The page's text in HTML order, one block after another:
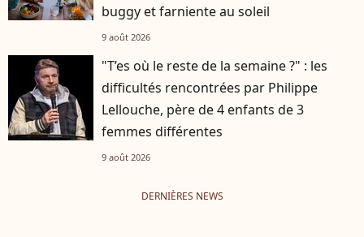
buggy et farniente au soleil
9 août 2026
"T’es où le reste de la semaine ?" : les
difficultés rencontrées par Philippe
Lellouche, père de 4 enfants de 3
femmes différentes
9 août 2026
DERNIÈRES NEWS